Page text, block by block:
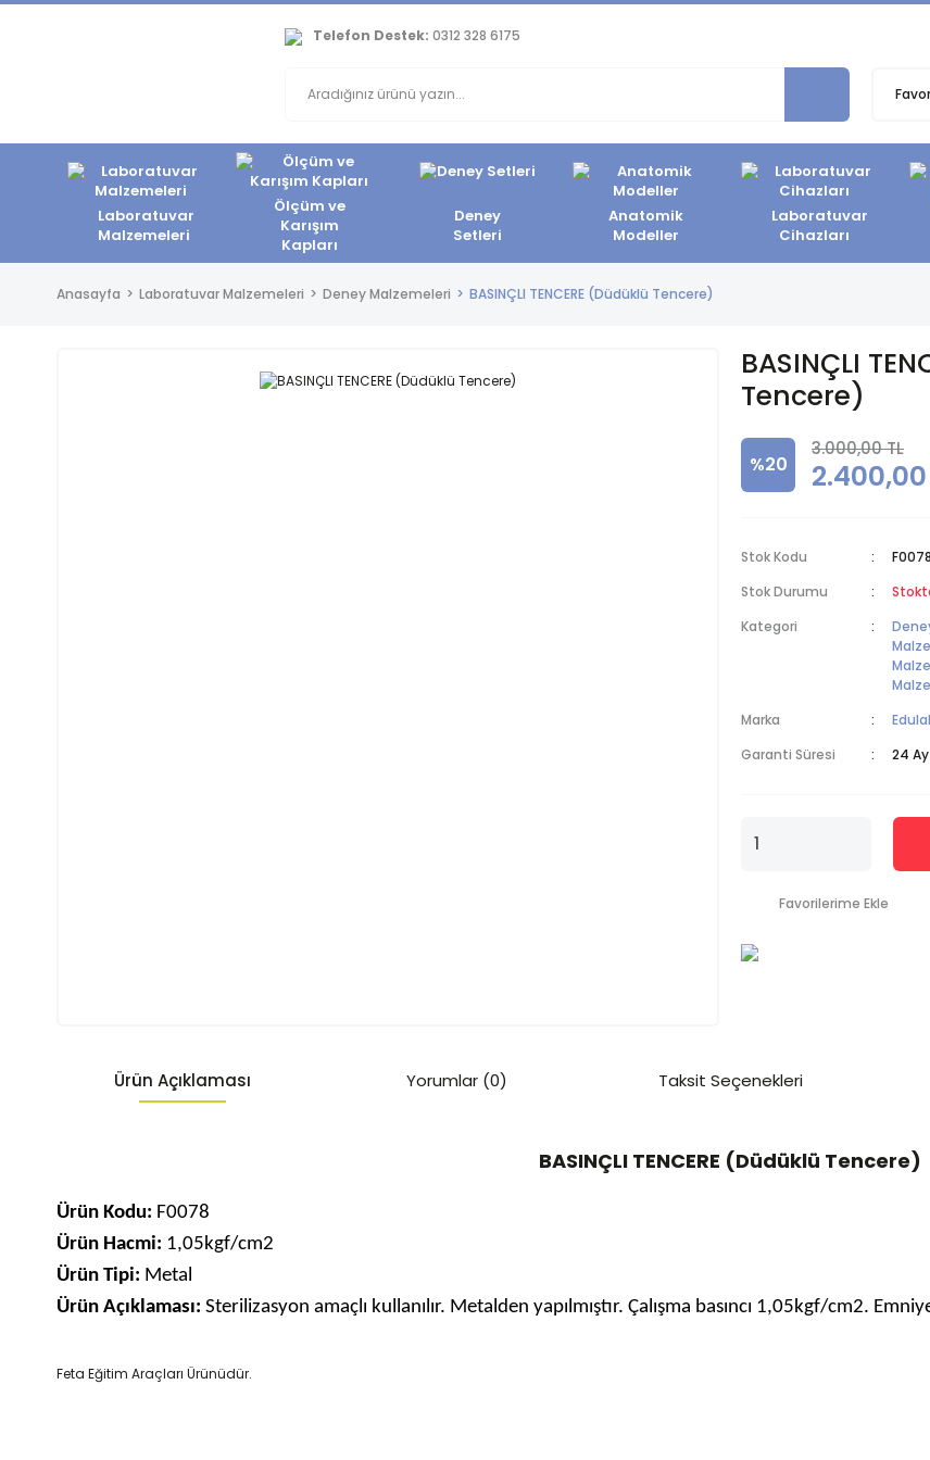
Telefon Destek: 0312 328 6175
Laboratuvar
Malzemeleri
Ölçüm ve
Karışım
Kapları
Deney
Setleri
Anatomik
Modeller
Laboratuvar
Cihazları
Anasayfa Laboratuvar Malzemeleri Deney Malzemeleri BASINÇLI TENCERE (Düdüklü Tencere)
BASINÇLI
Tencere)
%20
3.000,00 TL
2.400,00
Stok Kodu
F0078
Stok Durumu
Kategori
Marka
Garanti Süresi
24 Ay
Ürün Açıklaması Yorumlar (0) Taksit Seçenekleri
BASINÇLI TENCERE (Düdüklü Tencere)
Ürün Kodu: F0078
Ürün Hacmi: 1,05kgf/cm2
Ürün Tipi: Metal
Ürün Açıklaması: Sterilizasyon amaçlı kullanılır. Metalden yapılmıştır. Çalışma basıncı 1,05kgf/cm2.
Feta Eğitim Araçları Ürünüdür.